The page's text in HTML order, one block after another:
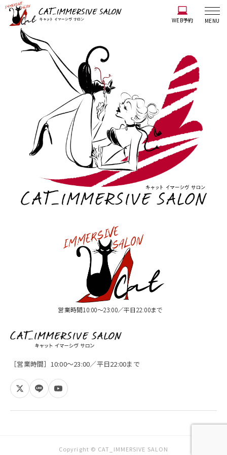
WEB予約 MENU
営業時間10:00〜23:00／平日22:00まで
［営業時間］10:00〜23:00／平日22:00まで
Copyright © CAT_IMMERSIVE SALON